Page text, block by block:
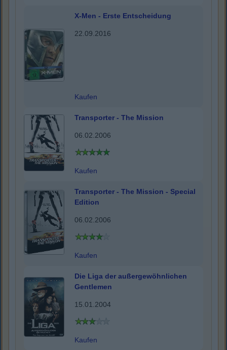
X-Men - Erste Entscheidung
22.09.2016
Kaufen
Transporter - The Mission
06.02.2006
Kaufen
Transporter - The Mission - Special
Edition
06.02.2006
Kaufen
Die Liga der außergewöhnlichen
Gentlemen
15.01.2004
Kaufen